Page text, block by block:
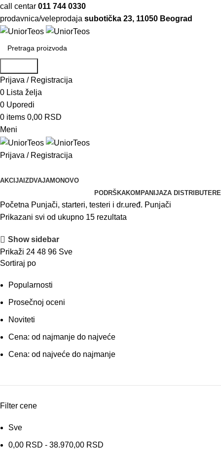
call centar 011 744 0330
prodavnica/veleprodaja subotička 23, 11050 Beograd
Prijava / Registracija
0 Lista želja
0 Uporedi
0 items 0,00 RSD
Meni
Prijava / Registracija
AKCIJAIZDVAJAMONOVO
PODRŠKAKOMPANIJAZA DISTRIBUTERE
Početna Punjači, starteri, testeri i dr.uređ. Punjači
Prikazani svi od ukupno 15 rezultata
Show sidebar
Prikaži 24 48 96 Sve
Sortiraj po
Popularnosti
Prosečnoj oceni
Noviteti
Cena: od najmanje do najveće
Cena: od najveće do najmanje
Filter cene
Sve
0,00 RSD - 38.970,00 RSD